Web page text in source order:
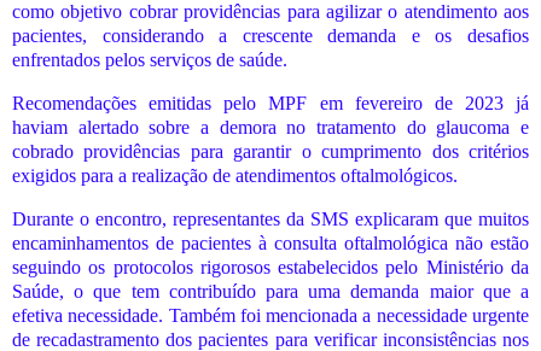
como objetivo cobrar providências para agilizar o atendimento aos
pacientes, considerando a crescente demanda e os desafios
enfrentados pelos serviços de saúde.
Recomendações emitidas pelo MPF em fevereiro de 2023 já
haviam alertado sobre a demora no tratamento do glaucoma e
cobrado providências para garantir o cumprimento dos critérios
exigidos para a realização de atendimentos oftalmológicos.
Durante o encontro, representantes da SMS explicaram que muitos
encaminhamentos de pacientes à consulta oftalmológica não estão
seguindo os protocolos rigorosos estabelecidos pelo Ministério da
Saúde, o que tem contribuído para uma demanda maior que a
efetiva necessidade. Também foi mencionada a necessidade urgente
de recadastramento dos pacientes para verificar inconsistências nos